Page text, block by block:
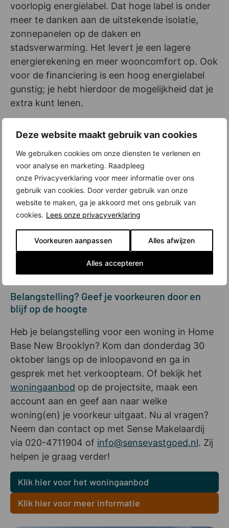
Deze website maakt gebruik van cookies
We gebruiken cookies om onze diensten te verlenen en
voor analyse en marketing. Raadpleeg
onze Privacyverklaring voor meer informatie over ons
gebruik van cookies. Door verder gebruik van onze
website te maken, ga je akkoord met ons gebruik van
cookies. Lees onze privacyverklaring
Voorkeuren aanpassen Alles afwijzen
Alles accepteren
voorlopig energielabel. Dat hoge label is onder
meer te danken aan de uitstekende isolatie,
zonnepanelen op de daken en
stadsverwarming. Het levert je een lagere
energierekening en meer wooncomfort op. Ook
voor de financiering is een hoog energielabel
gunstig; je hebt hierdoor de mogelijkheid dat je
extra kunt lenen.
cafés, restaurants en park in de buurt
Als je in Home Base New Brooklyn woont, heb
je leuke winkels, cafés en restaurants in de
buurt. En op een paar minuten lopen ligt het
Cascadepark, waar je kunt wandelen,
picknicken, sporten of gewoon van de zon en
de buitenlucht kunt genieten. Dat laatste kan
ook, en misschien nog wel beter, op het
Almeerderstrand. Dat ligt op maar een paar
minuten fietsen van je huis.
Belangstelling? Geef je voorkeuren door en
blijf op de hoogte
Heb je belangstelling voor een woning in Home
Base New Brooklyn? Kom dan donderdag 30
oktober langs op de inloopavond en ga in
gesprek met het verkoopteam. Of bekijk het
woningaanbod op de projectsite, maak een
account aan en geef aan naar welke
woning(en) je voorkeur uitgaat. Nu al vragen?
Neem dan contact op met Sense Makelaardij
via 020-4711904 of info@sensevastgoed.nl. Zij
helpen je graag verder!
Klik hier voor het woningaanbod
Klik hier voor meer informatie